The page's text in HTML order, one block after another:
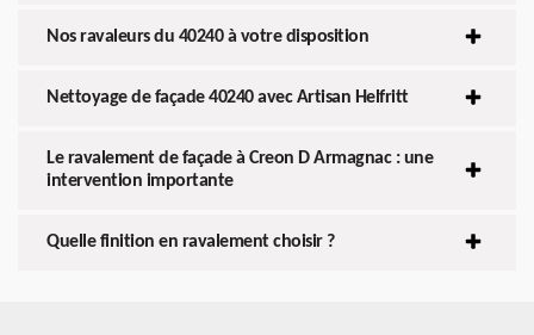
Nos ravaleurs du 40240 à votre disposition
Nettoyage de façade 40240 avec Artisan Helfritt
Le ravalement de façade à Creon D Armagnac : une
intervention importante
Quelle finition en ravalement choisir ?